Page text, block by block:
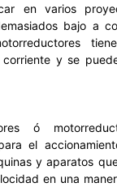
en varios
bajo a
y se
ó
el
y aparatos
en una